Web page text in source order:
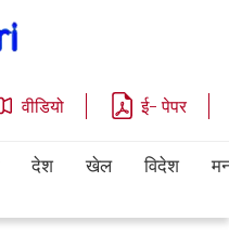
वीडियो ई- पेपर
देश खेल विदेश